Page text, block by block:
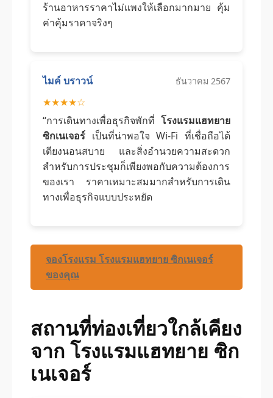
ร้านอาหารราคาไม่แพงให้เลือกมากมาย คุ้ม
ค่าคุ้มราคาจริงๆ
ไมค์ บราวน์ ธันวาคม 2567
★★★★☆
“การเดินทางเพื่อธุรกิจพักที่ โรงแรมแฮทยาย
ซิกเนเจอร์ เป็นที่น่าพอใจ Wi-Fi ที่เชื่อถือได้
เตียงนอนสบาย และสิ่งอำนวยความสะดวก
สำหรับการประชุมก็เพียงพอกับความต้องการ
ของเรา ราคาเหมาะสมมากสำหรับการเดิน
ทางเพื่อธุรกิจแบบประหยัด
จองโรงแรม โรงแรมแฮทยาย ซิกเนเจอร์
ของคุณ
สถานที่ท่องเที่ยวใกล้เคียง
จาก โรงแรมแฮทยาย ซิก
เนเจอร์